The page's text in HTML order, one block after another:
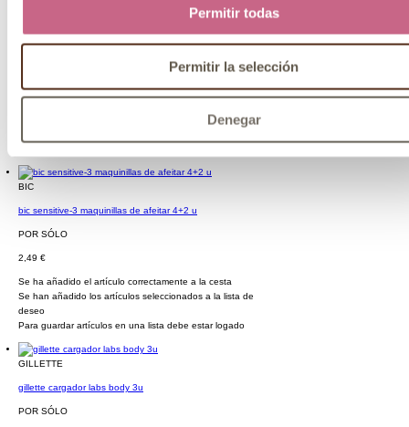
Permitir todas
Permitir la selección
Denegar
BIC
bic sensitive-3 maquinillas de afeitar 4+2 u
POR SÓLO
2,49 €
Se ha añadido el artículo correctamente a la cesta
Se han añadido los artículos seleccionados a la lista de
deseo
Para guardar artículos en una lista debe estar logado
GILLETTE
gillette cargador labs body 3u
POR SÓLO